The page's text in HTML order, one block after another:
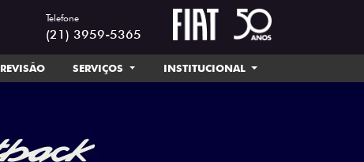
Telefone
(21) 3959-5365
REVISÃO SERVIÇOS INSTITUCIONAL